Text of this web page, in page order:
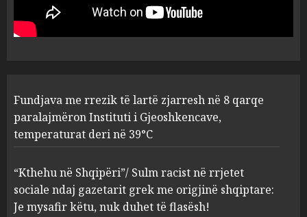
2
gazetarit grek me origjinë
shqiptare: Je mysafir këtu,
nuk duhet të flasësh!
3
burgosur përfundojnë në
spital! (Emrat)
AUGUST 8, 2026
Tentoi të vriste me armë
zjarri një 38-vjeçar/ Kapet në
Fundjava me rrezik të lartë zjarresh në 8 qarqe
paralajmëron Instituti i Gjeoshkencave,
temperaturat deri në 39°C
“Kthehu në Shqipëri”/ Sulm racist në rrjetet
sociale ndaj gazetarit grek me origjinë shqiptare:
Je mysafir këtu, nuk duhet të flasësh!